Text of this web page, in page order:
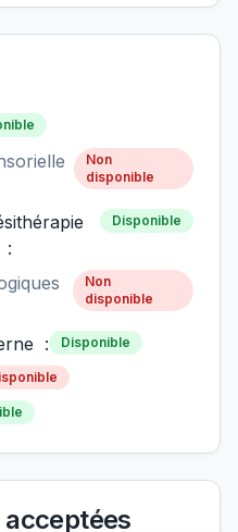
Non
disponible
:
Disponible
Non
disponible
: Disponible